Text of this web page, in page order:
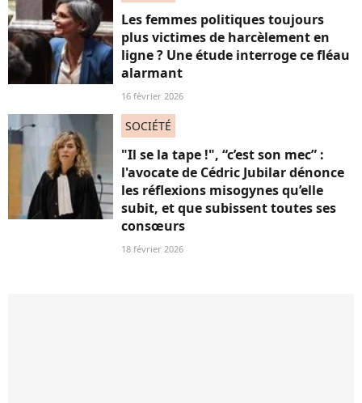
Les femmes politiques toujours
plus victimes de harcèlement en
ligne ? Une étude interroge ce fléau
alarmant
16 février 2026
SOCIÉTÉ
"Il se la tape !", “c’est son mec” :
l'avocate de Cédric Jubilar dénonce
les réflexions misogynes qu’elle
subit, et que subissent toutes ses
consœurs
18 février 2026